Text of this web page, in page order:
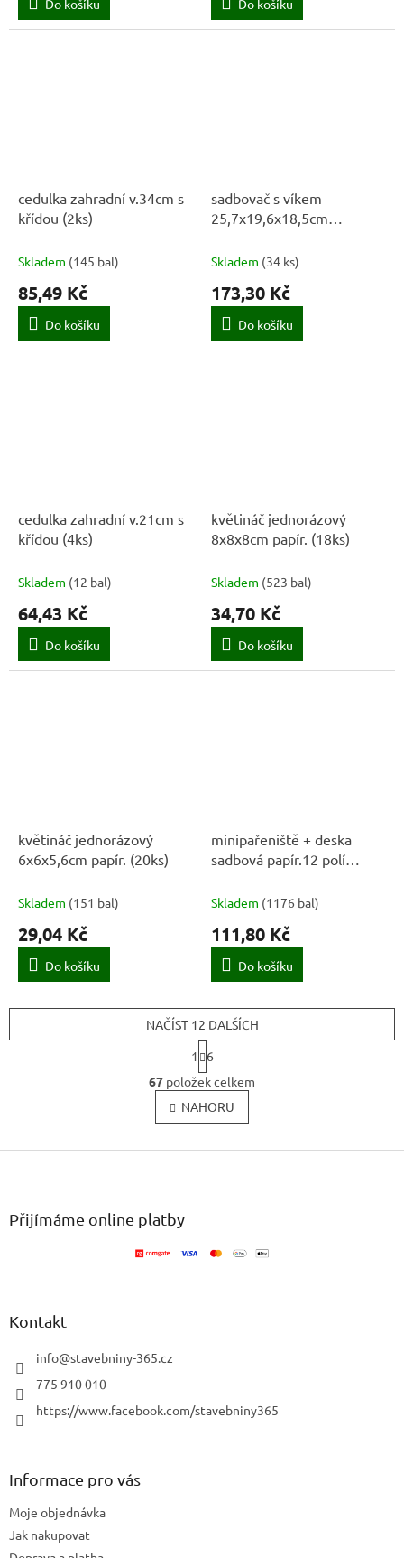
Do košíku Do košíku
cedulka zahradní v.34cm s
křídou (2ks)
Skladem (145 bal)
85,49 Kč
Do košíku
sadbovač s víkem
25,7x19,6x18,5cm
Skladem (34 ks)
173,30 Kč
Do košíku
cedulka zahradní v.21cm s
křídou (4ks)
Skladem (12 bal)
64,43 Kč
Do košíku
květináč jednorázový
8x8x8cm papír. (18ks)
Skladem (523 bal)
34,70 Kč
Do košíku
květináč jednorázový
6x6x5,6cm papír. (20ks)
Skladem (151 bal)
29,04 Kč
Do košíku
minipařeniště + deska
sadbová papír.12 polí
Skladem (1176 bal)
111,80 Kč
Do košíku
O
v
l
á
NAČÍST 12 DALŠÍCH
S
t
r
á
n
k
v
1
6
67 položek celkem
NAHORU
Z
Přijímáme online platby
Kontakt
info@stavebniny-365.cz
775 910 010
https://www.facebook.com/stavebniny365
Informace pro vás
Moje objednávka
Jak nakupovat